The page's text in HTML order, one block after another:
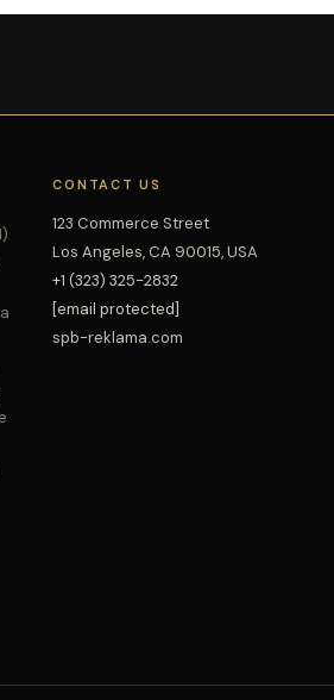
CONTACT US
123 Commerce Street
Los Angeles, CA 90015, USA
+1 (323) 325-2832
[email protected]
spb-reklama.com